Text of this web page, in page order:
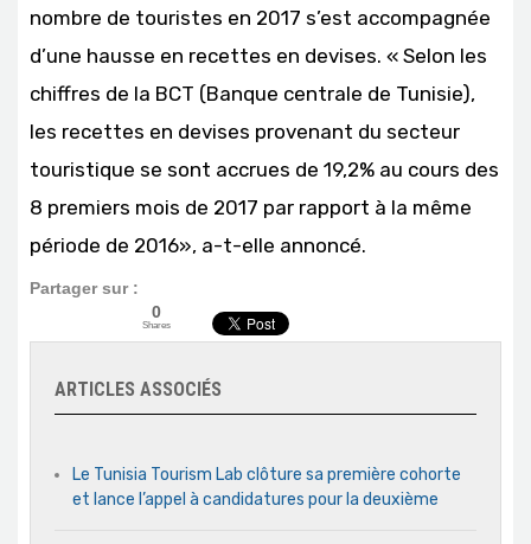
nombre de touristes en 2017 s’est accompagnée
d’une hausse en recettes en devises. « Selon les
chiffres de la BCT (Banque centrale de Tunisie),
les recettes en devises provenant du secteur
touristique se sont accrues de 19,2% au cours des
8 premiers mois de 2017 par rapport à la même
période de 2016», a-t-elle annoncé.
Partager sur :
0
Shares
ARTICLES ASSOCIÉS
Le Tunisia Tourism Lab clôture sa première cohorte
et lance l’appel à candidatures pour la deuxième